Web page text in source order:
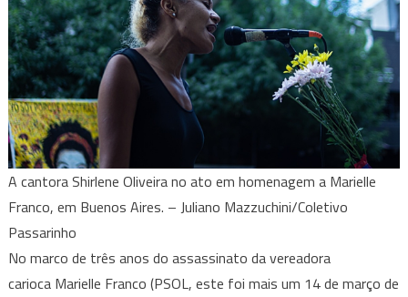
A cantora Shirlene Oliveira no ato em homenagem a Marielle
Franco, em Buenos Aires. – Juliano Mazzuchini/Coletivo
Passarinho
No marco de três anos do assassinato da vereadora
carioca Marielle Franco (PSOL, este foi mais um 14 de março de